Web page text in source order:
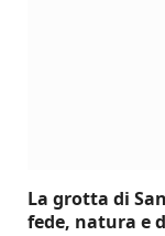
La grotta di
fede, natura e